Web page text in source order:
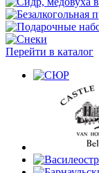
Перейти в каталог